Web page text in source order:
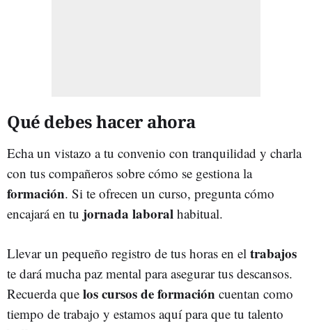
Qué debes hacer ahora
Echa un vistazo a tu convenio con tranquilidad y charla
con tus compañeros sobre cómo se gestiona la
formación. Si te ofrecen un curso, pregunta cómo
encajará en tu jornada laboral habitual.
Llevar un pequeño registro de tus horas en el trabajos
te dará mucha paz mental para asegurar tus descansos.
Recuerda que los cursos de formación cuentan como
tiempo de trabajo y estamos aquí para que tu talento